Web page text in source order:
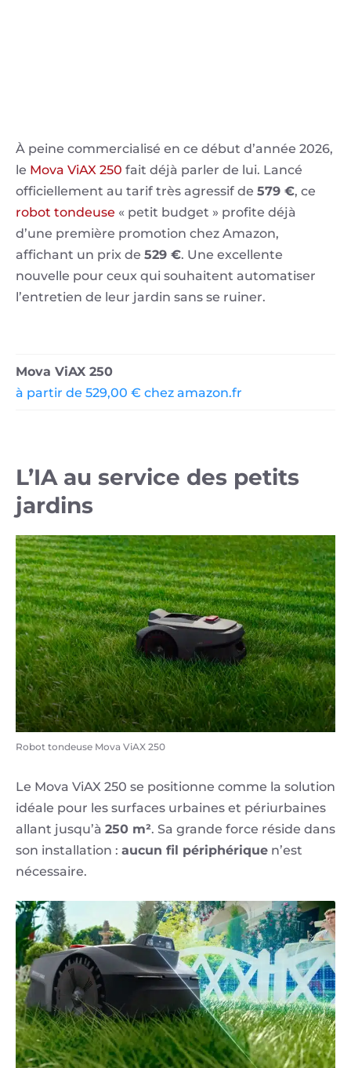
À peine commercialisé en ce début d’année 2026,
le Mova ViAX 250 fait déjà parler de lui. Lancé
officiellement au tarif très agressif de 579 €, ce
robot tondeuse « petit budget » profite déjà
d’une première promotion chez Amazon,
affichant un prix de 529 €. Une excellente
nouvelle pour ceux qui souhaitent automatiser
l’entretien de leur jardin sans se ruiner.
Mova ViAX 250
à partir de 529,00 € chez amazon.fr
L’IA au service des petits
jardins
Robot tondeuse Mova ViAX 250
Le Mova ViAX 250 se positionne comme la solution
idéale pour les surfaces urbaines et périurbaines
allant jusqu’à 250 m². Sa grande force réside dans
son installation : aucun fil périphérique n’est
nécessaire.